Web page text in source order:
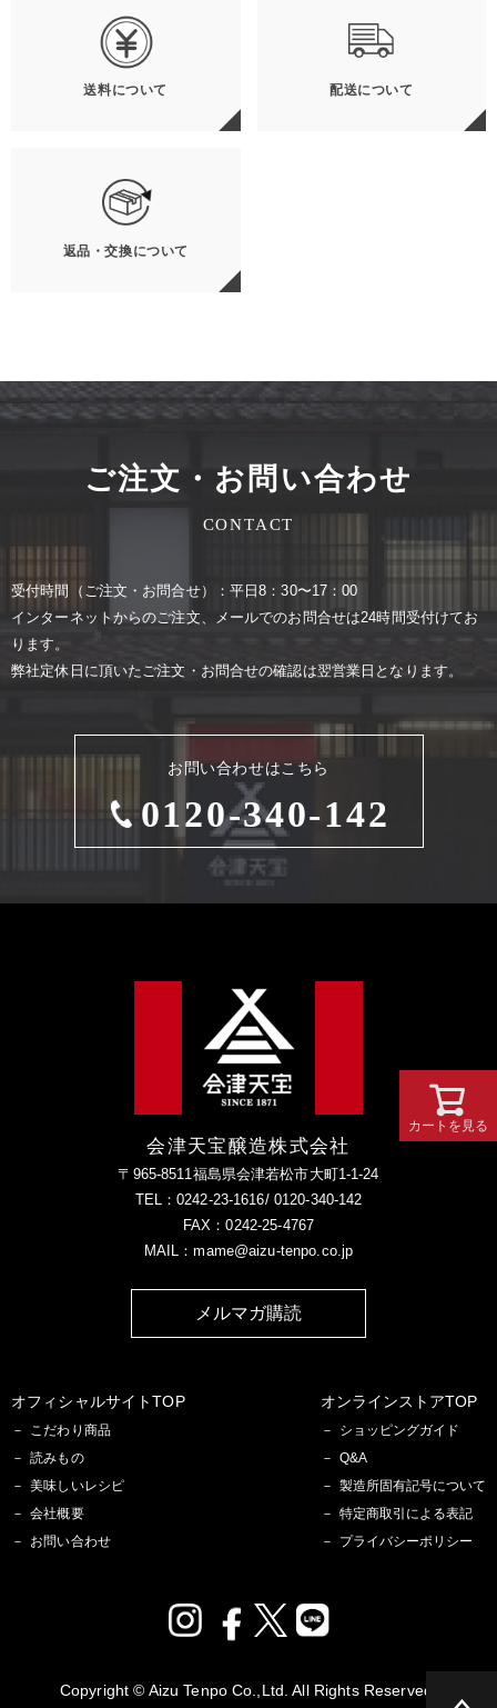
送料について 配送について
返品・交換について
ご注文・お問い合わせ
CONTACT
お問い合わせはこちら
0120-340-142
受付時間（ご注⽂・お問合せ）：平⽇8：30〜17：00
インターネットからのご注⽂、メールでのお問合せは24時間受付けてお
ります。
弊社定休⽇に頂いたご注⽂・お問合せの確認は翌営業⽇となります。
会津天宝醸造株式会社
〒965-8511福島県会津若松市大町1-1-24
TEL：0242-23-1616/ 0120-340-142
FAX：0242-25-4767
MAIL：mame@aizu-tenpo.co.jp
メルマガ購読
オフィシャルサイトTOP
こだわり商品
読みもの
美味しいレシピ
会社概要
お問い合わせ
オンラインストアTOP
ショッピングガイド
Q&A
製造所固有記号について
特定商取引による表記
プライバシーポリシー
Copyright © Aizu Tenpo Co.,Ltd. All Rights Reserved.
カートを見る